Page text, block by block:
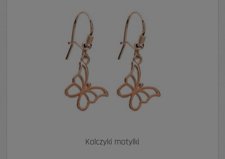
Kolczyki motylki